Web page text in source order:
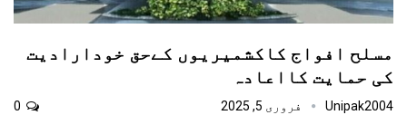
مسلح افواج کاکشمیریوں کےحق خودارادیت
کی حمایت کااعادہ
Unipak2004 فروری 5, 2025